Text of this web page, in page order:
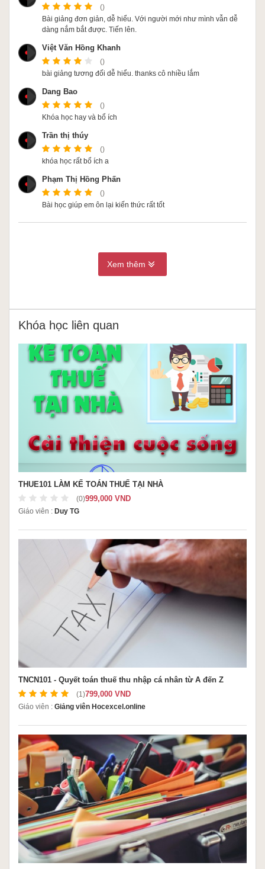
()
Bài giảng đơn giản, dễ hiểu. Với người mới như mình vẫn dễ
dàng nắm bắt được. Tiến lên.
Việt Văn Hồng Khanh
()
bài giảng tương đối dễ hiểu. thanks cô nhiều lắm
Dang Bao
()
Khóa học hay và bổ ích
Trần thị thúy
()
khóa học rất bổ ích a
Phạm Thị Hồng Phấn
()
Bài học giúp em ôn lại kiến thức rất tốt
Xem thêm
Khóa học liên quan
THUE101 LÀM KẾ TOÁN THUẾ TẠI NHÀ
(0)999,000 VND
Giáo viên : Duy TG
TNCN101 - Quyết toán thuế thu nhập cá nhân từ A đến Z
(1)799,000 VND
Giáo viên : Giảng viên Hocexcel.online